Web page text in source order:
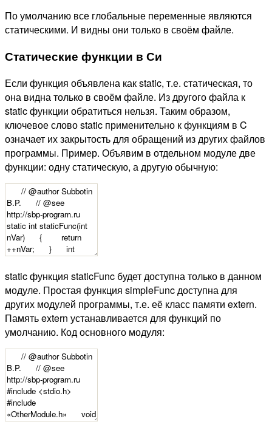
По умолчанию все глобальные переменные являются
статическими. И видны они только в своём файле.
Статические функции в Си
Если функция объявлена как static, т.е. статическая, то
она видна только в своём файле. Из другого файла к
static функции обратиться нельзя. Таким образом,
ключевое слово static применительно к функциям в C
означает их закрытость для обращений из других файлов
программы. Пример. Объявим в отдельном модуле две
функции: одну статическую, а другую обычную:
static функция staticFunc будет доступна только в данном
модуле. Простая функция simpleFunc доступна для
других модулей программы, т.е. её класс памяти extern.
Память extern устанавливается для функций по
умолчанию. Код основного модуля: